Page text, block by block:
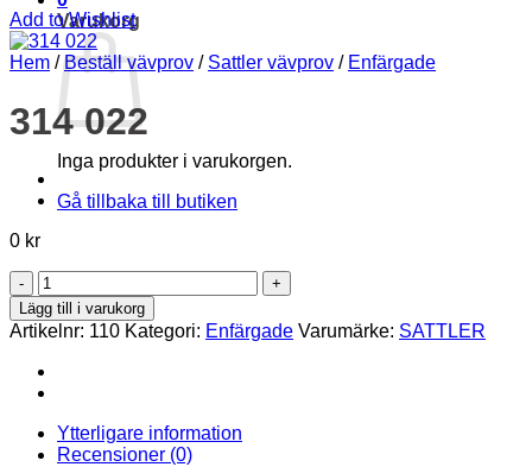
Varukorg
Inga produkter i varukorgen.
Gå tillbaka till butiken
Add to Wishlist
Hem / Beställ vävprov / Sattler vävprov / Enfärgade
314 022
0 kr
314
022
mängd
Lägg till i varukorg
Artikelnr: 110 Kategori: Enfärgade Varumärke: SATTLER
Ytterligare information
Recensioner (0)